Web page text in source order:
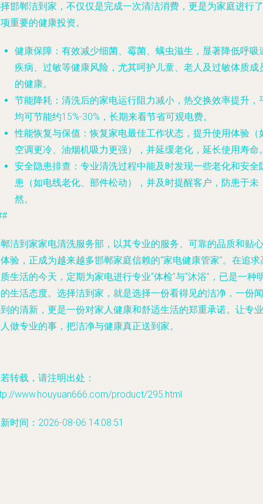
邯郸洁到家，不仅仅是完成一次清洁消费，更是为家庭进行了
重要的健康投资。
健康保障 ：有效减少细菌、霉菌、螨虫滋生，显著降低呼吸
疾病、过敏等健康风险，尤其呵护儿童、老人及过敏体质成
的健康。
节能降耗 ：清洗后的家电运行阻力减小，热交换效率提升，
均可节能约15%-30%，长期来看节省可观电费。
性能恢复与保值 ：恢复家电最佳工作状态，提升使用体验（
空调更冷、油烟机吸力更强），并延缓老化，延长使用寿命
安全隐患排查 ：专业清洗过程中能及时发现一些老化和安全
患（如电线老化、部件松动），并及时提醒客户，防患于未
然。
洁到家家电清洗服务部，以其专业的服务、可靠的品质和贴心
验，正成为越来越多邯郸家庭信赖的“家电健康管家”。在追求
生活的今天，定期为家电进行专业“体检”与“沐浴”，已是一种
生活态度。选择洁到家，就是选择一份看得见的洁净，一份闻
的清新，更是一份对家人健康和舒适生活的郑重承诺。让专业
做专业的事，把洁净与健康真正送到家。
转载，请注明出处：
www.houyuan666.com/product/295.html
时间：2026-08-06 14:08:51